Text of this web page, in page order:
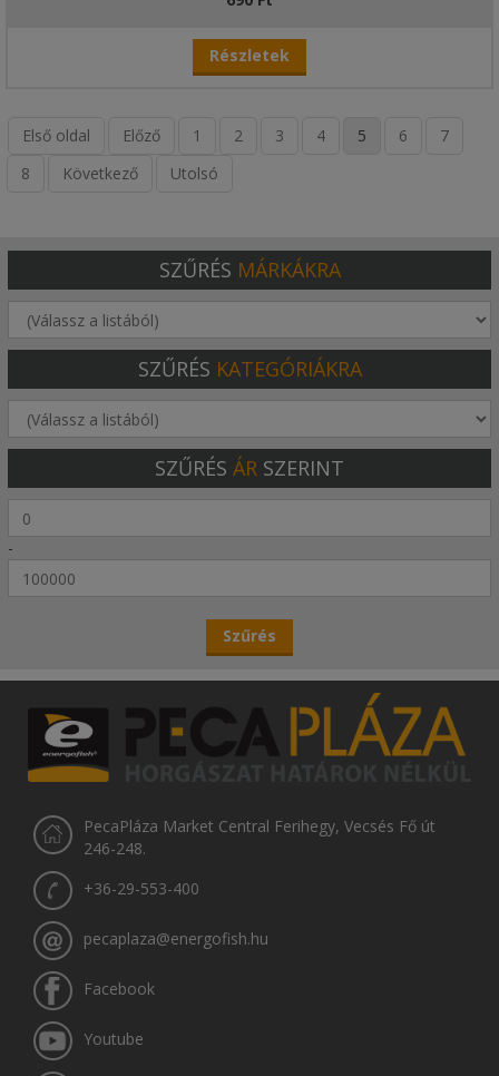
Részletek
Első oldal Előző 1 2 3 4 5 6
7
8
Következő Utolsó
SZŰRÉS MÁRKÁKRA
SZŰRÉS KATEGÓRIÁKRA
SZŰRÉS ÁR SZERINT
-
PecaPláza Market Central Ferihegy, Vecsés Fő út
246-248.
+36-29-553-400
pecaplaza@energofish.hu
Facebook
Youtube